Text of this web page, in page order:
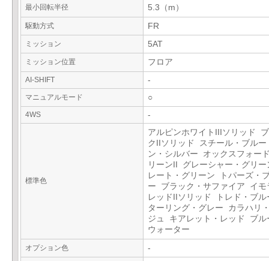
最小回転半径 5.3（m）
駆動方式 FR
ミッション 5AT
ミッション位置 フロア
AI-SHIFT -
マニュアルモード ○
4WS -
標準色
アルピンホワイトIIIソリッド
クIIソリッド スチール・ブル
ン・シルバー オックスフォー
リーンII グレーシャー・グリ
レート・グリーン トパーズ・
ー ブラック・サファイア イモ
レッドIIソリッド トレド・ブ
ターリング・グレー カラハリ
ジュ キアレット・レッド ブル
ウォーター
オプション色 -